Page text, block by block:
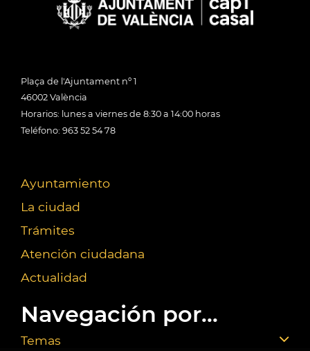
Plaça de l'Ajuntament nº 1
46002 València
Horarios: lunes a viernes de 8:30 a 14:00 horas
Teléfono: 963 52 54 78
Ayuntamiento
La ciudad
Trámites
Atención ciudadana
Actualidad
Navegación por...
Temas